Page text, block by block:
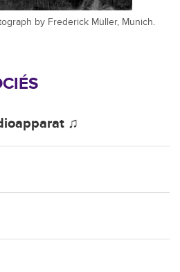
by Frederick Müller, Munich.
♫